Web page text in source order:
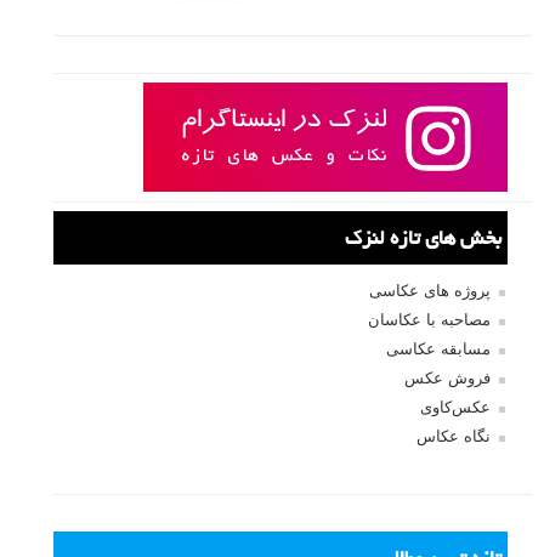
بخش های تازه لنزک
پروژه های عکاسی
مصاحبه با عکاسان
مسابقه عکاسی
فروش عکس
عکس‌کاوی
نگاه عکاس